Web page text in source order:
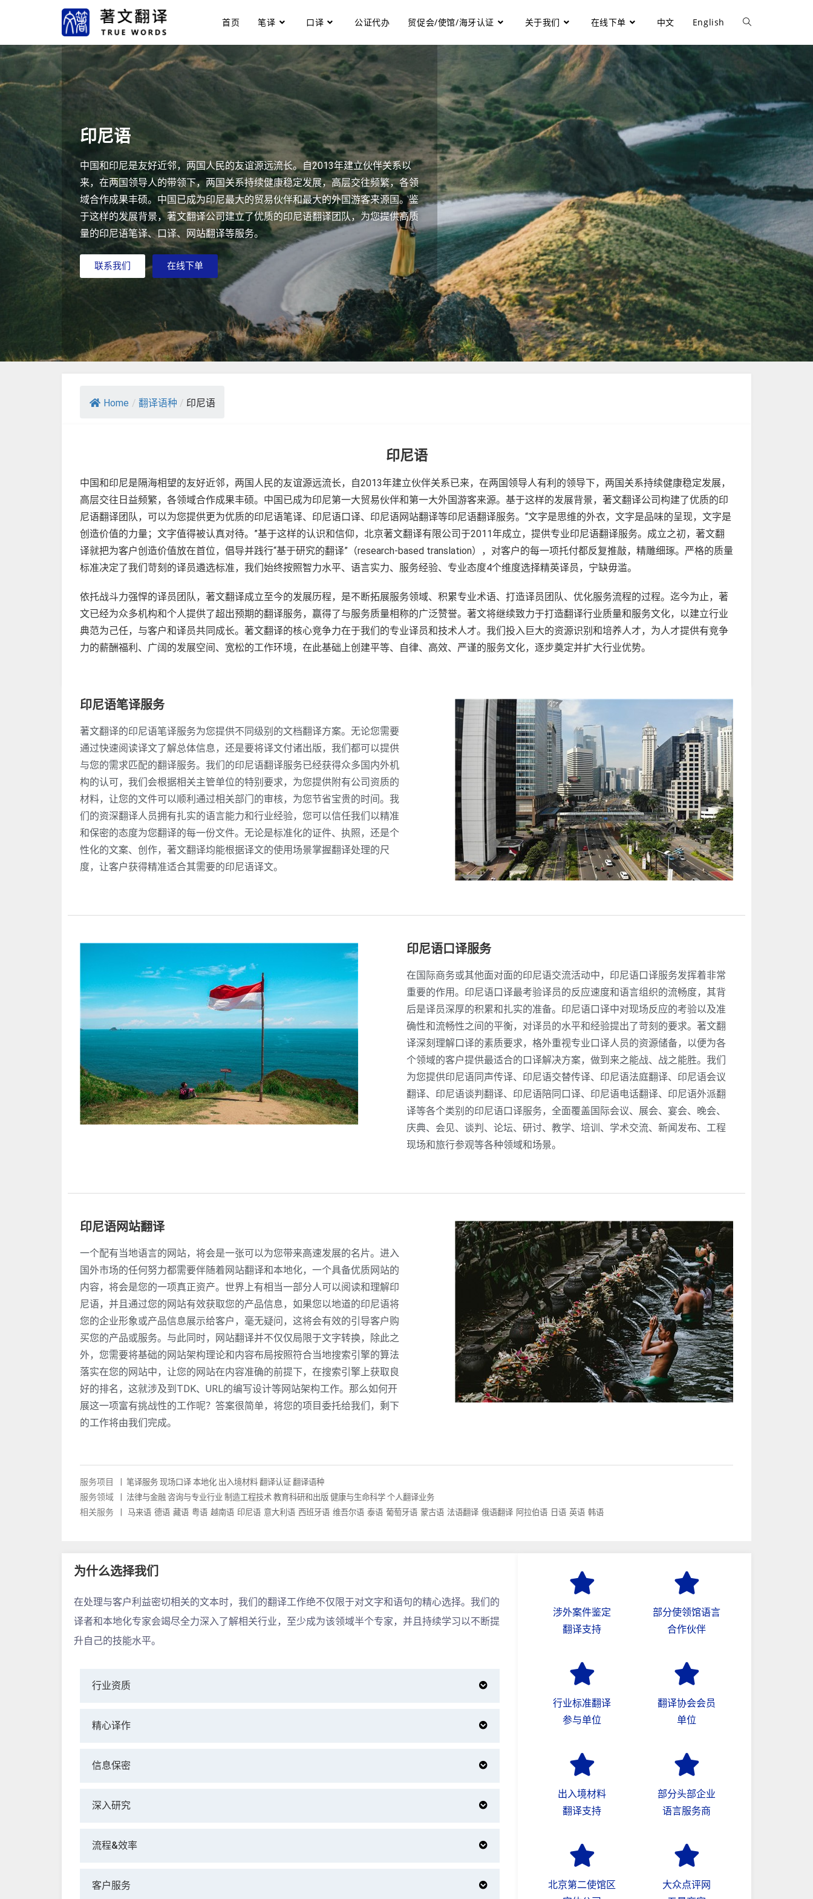
首页 笔译 口译 公证代办 贸促会/使馆/海牙认证 关于我们 在线下单 中文 English
印尼语
中国和印尼是友好近邻，两国人民的友谊源远流长。自2013年建立伙伴关系以
来，在两国领导人的带领下，两国关系持续健康稳定发展，高层交往频繁，各领
域合作成果丰硕。中国已成为印尼最大的贸易伙伴和最大的外国游客来源国。鉴
于这样的发展背景，著文翻译公司建立了优质的印尼语翻译团队，为您提供高质
量的印尼语笔译、口译、网站翻译等服务。
联系我们 在线下单
Home / 翻译语种 / 印尼语
印尼语
中国和印尼是隔海相望的友好近邻，两国人民的友谊源远流长，自2013年建立伙伴关系已来，在两国领导人有利的领导下，两国关系持续健康稳定发展，
高层交往日益频繁，各领域合作成果丰硕。中国已成为印尼第一大贸易伙伴和第一大外国游客来源。基于这样的发展背景，著文翻译公司构建了优质的印
尼语翻译团队，可以为您提供更为优质的印尼语笔译、印尼语口译、印尼语网站翻译等印尼语翻译服务。“文字是思维的外衣，文字是品味的呈现，文字是
创造价值的力量；文字值得被认真对待。”基于这样的认识和信仰，北京著文翻译有限公司于2011年成立，提供专业印尼语翻译服务。成立之初，著文翻
译就把为客户创造价值放在首位，倡导并践行“基于研究的翻译”（research-based translation），对客户的每一项托付都反复推敲，精雕细琢。严格的质量
标准决定了我们苛刻的译员遴选标准，我们始终按照智力水平、语言实力、服务经验、专业态度4个维度选择精英译员，宁缺毋滥。
依托战斗力强悍的译员团队，著文翻译成立至今的发展历程，是不断拓展服务领域、积累专业术语、打造译员团队、优化服务流程的过程。迄今为止，著
文已经为众多机构和个人提供了超出预期的翻译服务，赢得了与服务质量相称的广泛赞誉。著文将继续致力于打造翻译行业质量和服务文化，以建立行业
典范为己任，与客户和译员共同成长。著文翻译的核心竞争力在于我们的专业译员和技术人才。我们投入巨大的资源识别和培养人才，为人才提供有竞争
力的薪酬福利、广阔的发展空间、宽松的工作环境，在此基础上创建平等、自律、高效、严谨的服务文化，逐步奠定并扩大行业优势。
印尼语笔译服务
著文翻译的印尼语笔译服务为您提供不同级别的文档翻译方案。无论您需要
通过快速阅读译文了解总体信息，还是要将译文付诸出版，我们都可以提供
与您的需求匹配的翻译服务。我们的印尼语翻译服务已经获得众多国内外机
构的认可，我们会根据相关主管单位的特别要求，为您提供附有公司资质的
材料，让您的文件可以顺利通过相关部门的审核，为您节省宝贵的时间。我
们的资深翻译人员拥有扎实的语言能力和行业经验，您可以信任我们以精准
和保密的态度为您翻译的每一份文件。无论是标准化的证件、执照，还是个
性化的文案、创作，著文翻译均能根据译文的使用场景掌握翻译处理的尺
度，让客户获得精准适合其需要的印尼语译文。
印尼语口译服务
在国际商务或其他面对面的印尼语交流活动中，印尼语口译服务发挥着非常
重要的作用。印尼语口译最考验译员的反应速度和语言组织的流畅度，其背
后是译员深厚的积累和扎实的准备。印尼语口译中对现场反应的考验以及准
确性和流畅性之间的平衡，对译员的水平和经验提出了苛刻的要求。著文翻
译深刻理解口译的素质要求，格外重视专业口译人员的资源储备，以便为各
个领域的客户提供最适合的口译解决方案，做到来之能战、战之能胜。我们
为您提供印尼语同声传译、印尼语交替传译、印尼语法庭翻译、印尼语会议
翻译、印尼语谈判翻译、印尼语陪同口译、印尼语电话翻译、印尼语外派翻
译等各个类别的印尼语口译服务，全面覆盖国际会议、展会、宴会、晚会、
庆典、会见、谈判、论坛、研讨、教学、培训、学术交流、新闻发布、工程
现场和旅行参观等各种领域和场景。
印尼语网站翻译
一个配有当地语言的网站，将会是一张可以为您带来高速发展的名片。进入
国外市场的任何努力都需要伴随着网站翻译和本地化，一个具备优质网站的
内容，将会是您的一项真正资产。世界上有相当一部分人可以阅读和理解印
尼语，并且通过您的网站有效获取您的产品信息，如果您以地道的印尼语将
您的企业形象或产品信息展示给客户，毫无疑问，这将会有效的引导客户购
买您的产品或服务。与此同时，网站翻译并不仅仅局限于文字转换，除此之
外，您需要将基础的网站架构理论和内容布局按照符合当地搜索引擎的算法
落实在您的网站中，让您的网站在内容准确的前提下，在搜索引擎上获取良
好的排名，这就涉及到TDK、URL的编写设计等网站架构工作。那么如何开
展这一项富有挑战性的工作呢？答案很简单，将您的项目委托给我们，剩下
的工作将由我们完成。
服务项目 笔译服务 现场口译 本地化 出入境材料 翻译认证 翻译语种
服务领域 法律与金融 咨询与专业行业 制造工程技术 教育科研和出版 健康与生命科学 个人翻译业务
相关服务 马来语 德语 藏语 粤语 越南语 印尼语 意大利语 西班牙语 维吾尔语 泰语 葡萄牙语 蒙古语 法语翻译 俄语翻译 阿拉伯语 日语 英语 韩语
为什么选择我们
在处理与客户利益密切相关的文本时，我们的翻译工作绝不仅限于对文字和语句的精心选择。我们的
译者和本地化专家会竭尽全力深入了解相关行业，至少成为该领域半个专家，并且持续学习以不断提
升自己的技能水平。
行业资质
精心译作
信息保密
深入研究
流程&效率
客户服务
涉外案件鉴定
翻译支持
部分使领馆语言
合作伙伴
行业标准翻译
参与单位
翻译协会会员
单位
出入境材料
翻译支持
部分头部企业
语言服务商
北京第二使馆区
大众点评网